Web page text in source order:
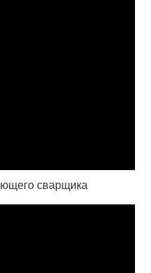
сварщика